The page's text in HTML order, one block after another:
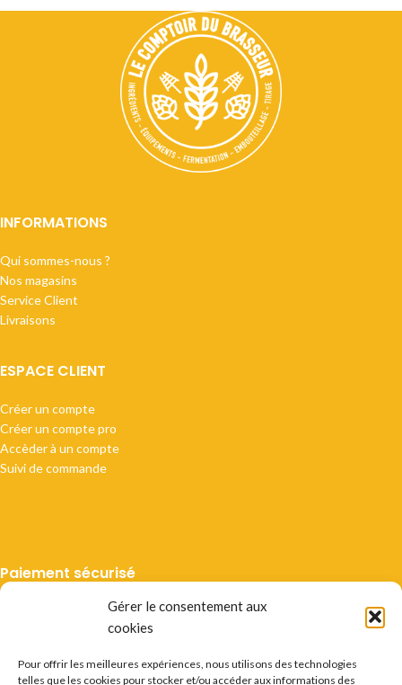
Gérer le consentement aux
cookies
Pour offrir les meilleures expériences, nous utilisons des technologies
telles que les cookies pour stocker et/ou accéder aux informations des
INFORMATIONS
Qui sommes-nous ?
Nos magasins
Service Client
Livraisons
ESPACE CLIENT
Créer un compte
Créer un compte pro
Accèder à un compte
Suivi de commande
Paiement sécurisé